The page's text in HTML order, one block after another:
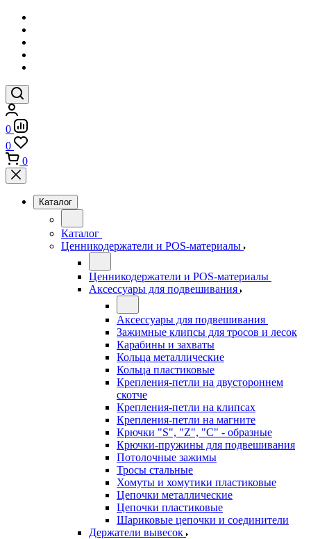
0
0
0
Каталог
Каталог
Ценникодержатели и POS-материалы
Ценникодержатели и POS-материалы
Аксессуары для подвешивания
Аксессуары для подвешивания
Зажимные клипсы для тросов и лесок
Карабины и захваты
Кольца металлические
Кольца пластиковые
Крепления-петли на двустороннем
скотче
Крепления-петли на клипсах
Крепления-петли на магните
Крючки "S", "Z", "C" - образные
Крючки-пружины для подвешивания
Потолочные зажимы
Тросы стальные
Хомуты и хомутики пластиковые
Цепочки металлические
Цепочки пластиковые
Шариковые цепочки и соединители
Держатели вывесок